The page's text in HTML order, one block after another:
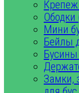
Крепеж
Ободки
Мини
Бейлы
Замки,